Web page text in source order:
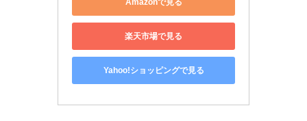
楽天市場で見る
Yahoo!ショッピングで見る